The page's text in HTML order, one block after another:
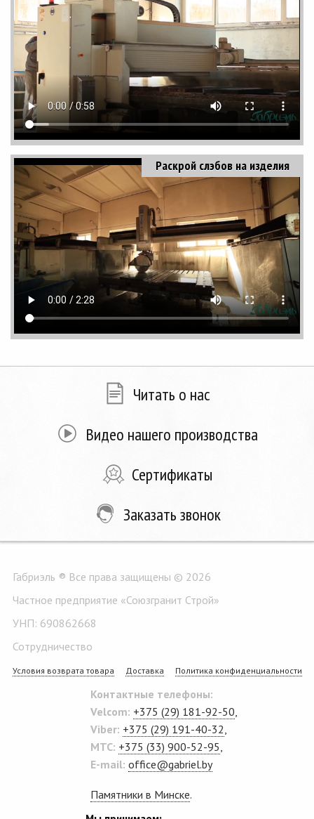
Раскрой слэбов на изделия
Читать о нас
Видео нашего производства
Сертификаты
Заказать звонок
Габриэль ® Все права защищены © 2026
Частное предприятие «Союзгранит Строй»
УНП: 690862668
Сотрудничество
Условия возврата товара Доставка Политика конфиденциальности
Контактные телефоны:
Velcom: +375 (29) 181-92-50
Viber: +375 (29) 191-40-32
MTC: +375 (33) 900-52-95
E-mail: office@gabriel.by
Памятники в Минске.